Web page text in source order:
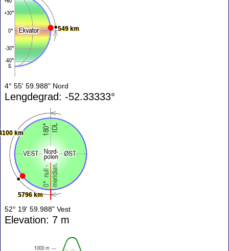
549 km
4° 55' 59.988" Nord
Lengdegrad: -52.33333°
5796 km
km
52° 19' 59.988" Vest
Elevation: 7 m